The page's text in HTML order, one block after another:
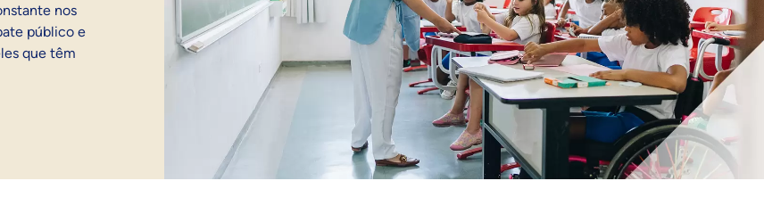
nos
público e
que têm